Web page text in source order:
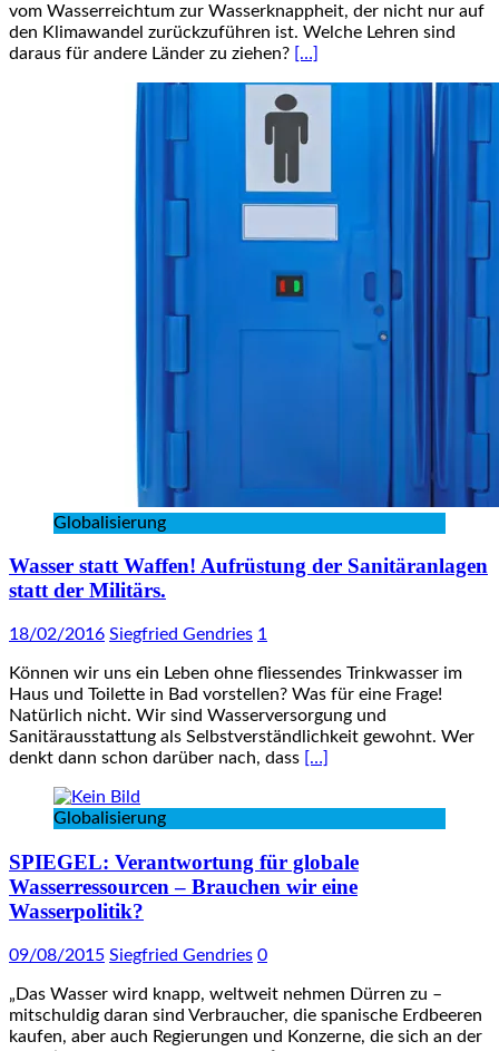
vom Wasserreichtum zur Wasserknappheit, der nicht nur auf
den Klimawandel zurückzuführen ist. Welche Lehren sind
daraus für andere Länder zu ziehen? […]
Globalisierung
Wasser statt Waffen! Aufrüstung der Sanitäranlagen
statt der Militärs.
18/02/2016 Siegfried Gendries 1
Können wir uns ein Leben ohne fliessendes Trinkwasser im
Haus und Toilette in Bad vorstellen? Was für eine Frage!
Natürlich nicht. Wir sind Wasserversorgung und
Sanitärausstattung als Selbstverständlichkeit gewohnt. Wer
denkt dann schon darüber nach, dass […]
Globalisierung
SPIEGEL: Verantwortung für globale
Wasserressourcen – Brauchen wir eine
Wasserpolitik?
09/08/2015 Siegfried Gendries 0
„Das Wasser wird knapp, weltweit nehmen Dürren zu –
mitschuldig daran sind Verbraucher, die spanische Erdbeeren
kaufen, aber auch Regierungen und Konzerne, die sich an der